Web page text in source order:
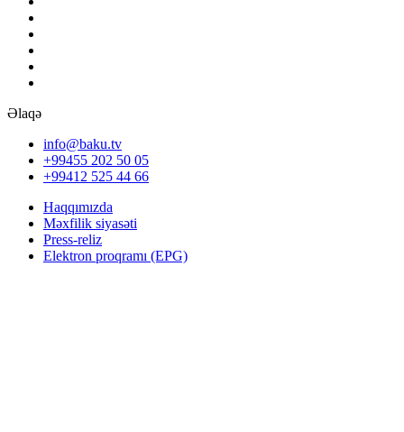
Əlaqə
info@baku.tv
+99455 202 50 05
+99412 525 44 66
Haqqımızda
Məxfilik siyasəti
Press-reliz
Elektron proqramı (EPG)